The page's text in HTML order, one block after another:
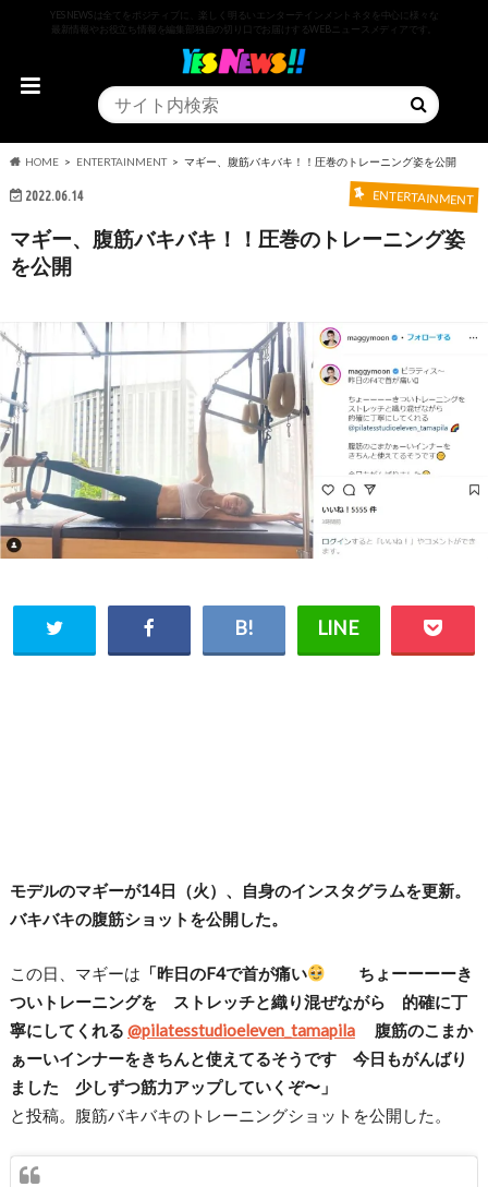
YESNEWSは全てをポジティブに、楽しく明るいエンターテインメントネタを中心に様々な
最新情報やお役立ち情報を編集部独自の切り口でお届けするWEBニュースメディアです。
HOME ENTERTAINMENT マギー、腹筋バキバキ！！圧巻のトレーニング姿を公開
2022.06.14 ENTERTAINMENT
マギー、腹筋バキバキ！！圧巻のトレーニング姿
を公開
モデルのマギーが14日（火）、自身のインスタグラムを更新。
バキバキの腹筋ショットを公開した。
この日、マギーは 「昨日のF4で首が痛い
ちょーーーーき
ついトレーニングを ストレッチと織り混ぜながら 的確に丁
寧にしてくれる @pilatesstudioeleven_tamapila腹筋のこまか
ぁーいインナーをきちんと使えてるそうです 今日もがんばり
ました 少しずつ筋力アップしていくぞ〜」
と投稿。腹筋バキバキのトレーニングショットを公開した。